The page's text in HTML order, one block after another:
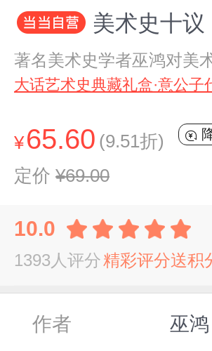
美术史十议
著名美术史学者巫鸿对美
大话艺术史典藏礼盒·意公子
¥65.60 (9.51折)
定价 ¥69.00
10.0
1393人评分精彩评分送积
作者 巫鸿